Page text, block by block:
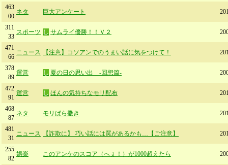
463
00
ネタ 巨大アンケート
311
33
スポーツ し サムライ優勝！！Ｖ２
471
66
ニュース 【注意】コソアンでのうまい話に気をつけて！
378
89
運営 し 夏の日の思い出 -回想篇-
472
91
運営 し ほんの気持ちなモリ配布
468
87
ネタ モリばら撒き
481
31
ニュース 【詐欺に】 巧い話には罠があるかも…【ご注意】
255
82
娯楽 このアンケのスコア（へぇ！）が1000超えたら